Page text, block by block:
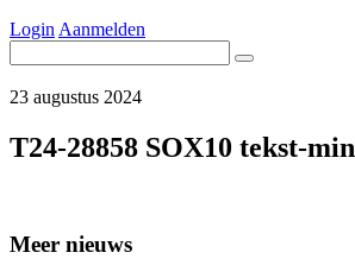
Login Aanmelden
23 augustus 2024
T24-28858 SOX10 tekst-min
Meer nieuws